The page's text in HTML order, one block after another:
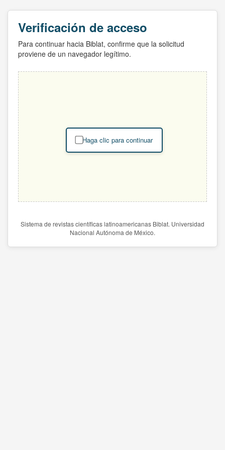
Verificación de acceso
Para continuar hacia Biblat, confirme que la solicitud
proviene de un navegador legítimo.
Haga clic para continuar
Sistema de revistas científicas latinoamericanas Biblat. Universidad
Nacional Autónoma de México.